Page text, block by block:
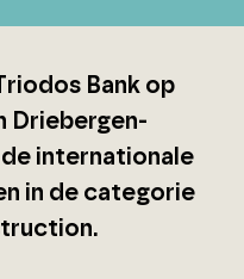
Bank op
Driebergen-
de internationale
in de categorie